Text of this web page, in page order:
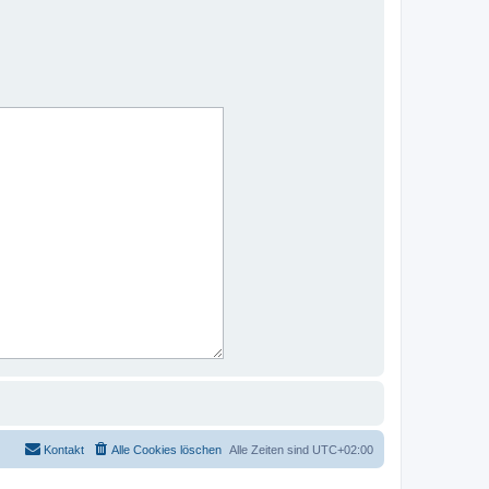
Alle Zeiten sind UTC+02:00
Alle Cookies löschen
Kontakt